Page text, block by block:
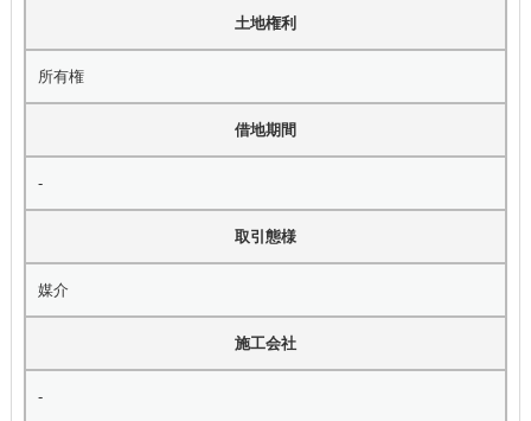
土地権利
所有権
借地期間
-
取引態様
媒介
施工会社
-